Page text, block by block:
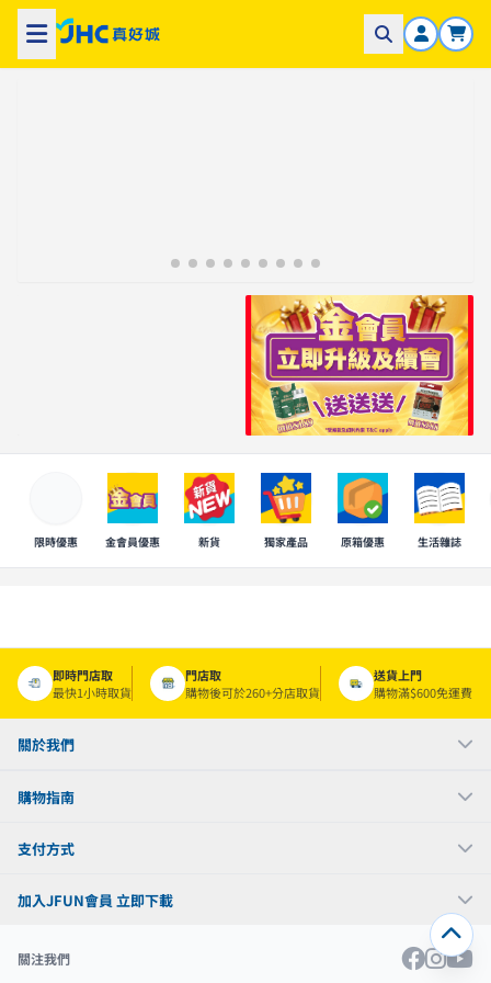
限時優惠 金會員優惠 新貨 獨家產品 原箱優惠 生活雜誌
即時門店取
最快1小時取貨
門店取
購物後可於260+分店取貨
送貨上門
購物滿$600免運費
關於我們
購物指南
支付方式
加入JFUN會員 立即下載
關注我們